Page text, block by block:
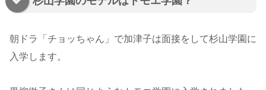
朝ドラ「チョッちゃん」で加津子は面接をして杉山学園に
入学します。